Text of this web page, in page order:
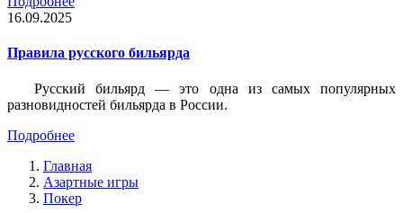
16.09.2025
Правила русского бильярда
Русский бильярд — это одна из самых популярных
разновидностей бильярда в России.
Подробнее
Главная
Азартные игры
Покер